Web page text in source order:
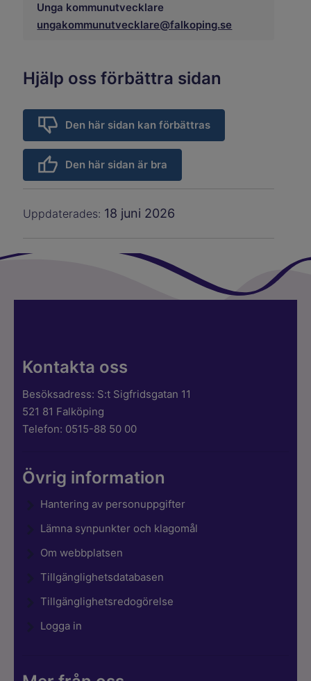
Unga kommunutvecklare
ungakommunutvecklare@falkoping.se
Hjälp oss förbättra sidan
Den här sidan kan förbättras
Den här sidan är bra
Uppdaterades: 18 juni 2026
Kontakta oss
Besöksadress: S:t Sigfridsgatan 11
521 81 Falköping
Telefon: 0515-88 50 00
Övrig information
Hantering av personuppgifter
Lämna synpunkter och klagomål
Om webbplatsen
Tillgänglighetsdatabasen
Tillgänglighetsredogörelse
Logga in